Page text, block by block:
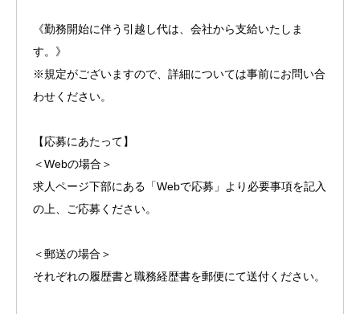
《勤務開始に伴う引越し代は、会社から支給いたしま
す。》
※規定がございますので、詳細については事前にお問い合
わせください。
【応募にあたって】
＜Webの場合＞
求人ページ下部にある「Webで応募」より必要事項を記入
の上、ご応募ください。
＜郵送の場合＞
それぞれの履歴書と職務経歴書を郵便にて送付ください。